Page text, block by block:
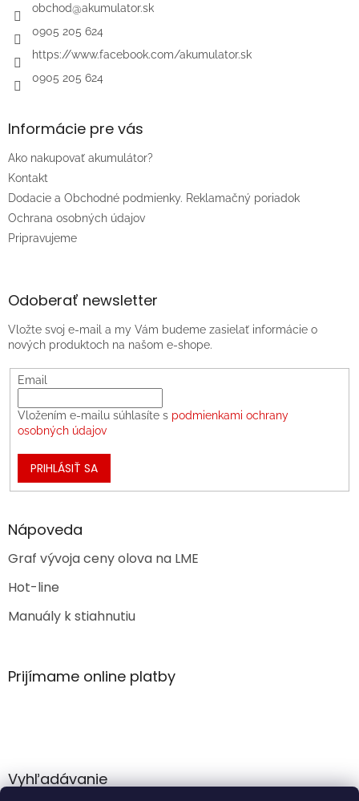
obchod@akumulator.sk
0905 205 624
https://www.facebook.com/akumulator.sk
0905 205 624
Informácie pre vás
Ako nakupovať akumulátor?
Kontakt
Dodacie a Obchodné podmienky. Reklamačný poriadok
Ochrana osobných údajov
Pripravujeme
Odoberať newsletter
Vložte svoj e-mail a my Vám budeme zasielať informácie o
nových produktoch na našom e-shope.
Email
Vložením e-mailu súhlasíte s podmienkami ochrany
osobných údajov
PRIHLÁSIŤ SA
Nápoveda
Graf vývoja ceny olova na LME
Hot-line
Manuály k stiahnutiu
Prijímame online platby
Vyhľadávanie